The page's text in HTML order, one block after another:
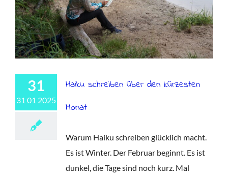
31
31 01 2025
Haiku schreiben über den kürzesten
Monat
Warum Haiku schreiben glücklich macht.
Es ist Winter. Der Februar beginnt. Es ist
dunkel, die Tage sind noch kurz. Mal